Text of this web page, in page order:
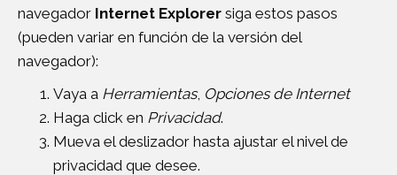
navegador Internet Explorer siga estos pasos
(pueden variar en función de la versión del
navegador):
Vaya a Herramientas, Opciones de Internet
Haga click en Privacidad.
Mueva el deslizador hasta ajustar el nivel de
privacidad que desee.